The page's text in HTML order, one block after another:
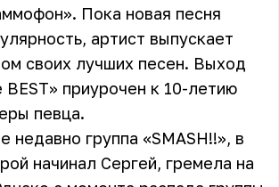
Пока новая песня
артист выпускает
своих лучших песен. Выход
BEST» приурочен к 10-летию
певца.
недавно группа «SMASH!!», в
начинал Сергей, гремела на